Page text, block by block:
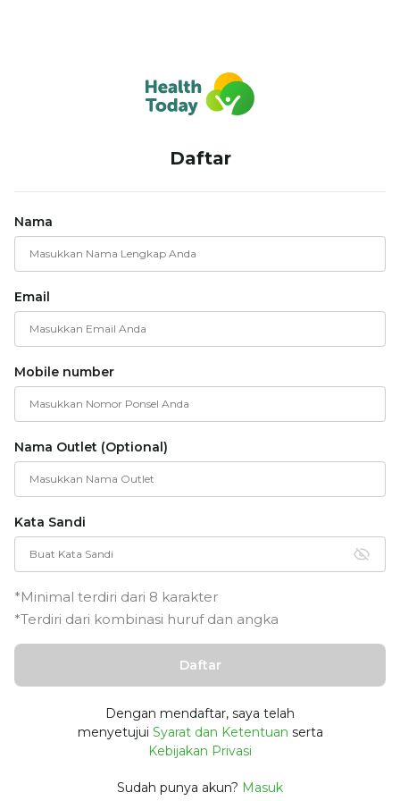
Daftar
Nama
Email
Mobile number
Nama Outlet (Optional)
Kata Sandi
*Minimal terdiri dari 8 karakter
*Terdiri dari kombinasi huruf dan angka
Daftar
Dengan mendaftar, saya telah
menyetujui Syarat dan Ketentuan serta
Kebijakan Privasi
Sudah punya akun? Masuk